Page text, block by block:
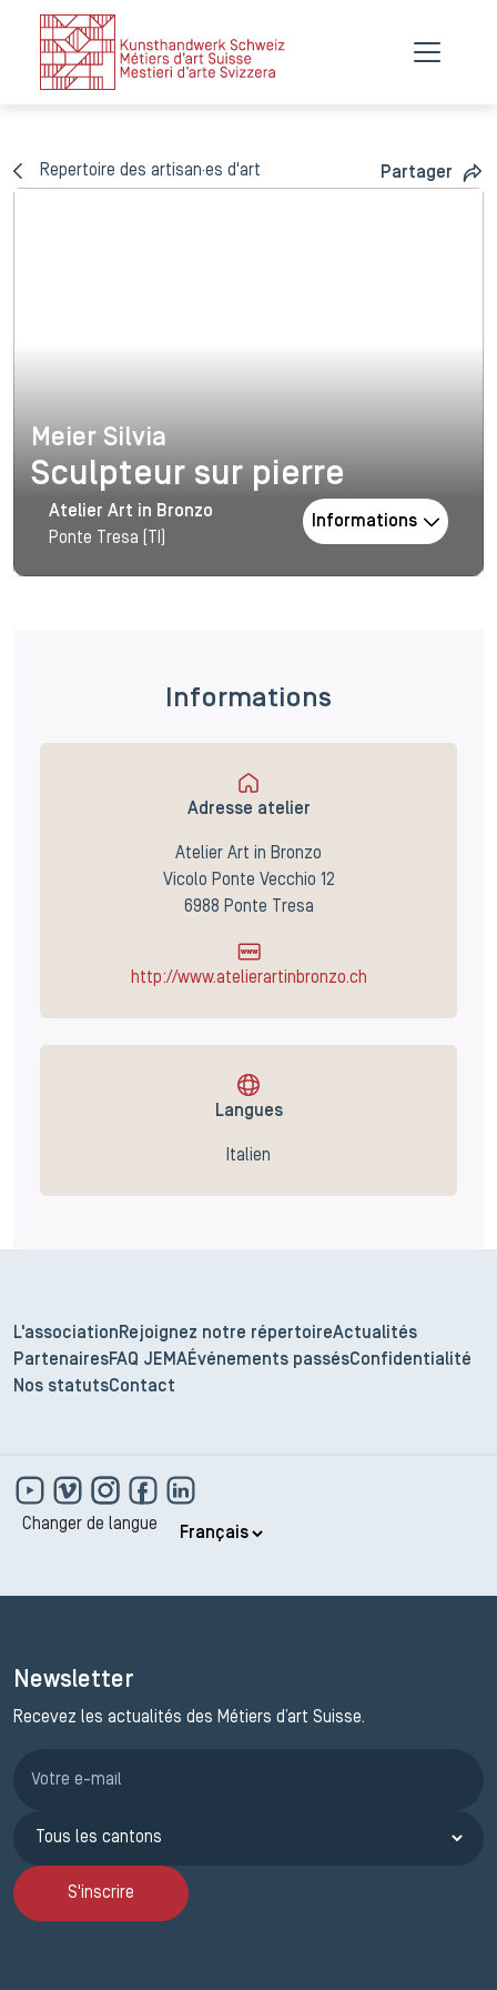
Repertoire des artisan·es d'art Partager
Meier Silvia
Meier Silvia
Sculpteur sur pierre
Atelier Art in Bronzo
Ponte Tresa (TI)
Informations
Informations
Adresse atelier
Atelier Art in Bronzo
Vicolo Ponte Vecchio 12
6988 Ponte Tresa
http://www.atelierartinbronzo.ch
Langues
Italien
L'association Rejoignez notre répertoireActualités
PartenairesFAQ JEMAÉvénements passésConfidentialité
Nos statutsContact
Changer de langue
Newsletter
Recevez les actualités des Métiers d’art Suisse.
S'inscrire